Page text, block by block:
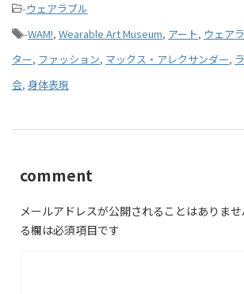
-ウェアラブル
-WAM!, Wearable Art Museum, アート, ウェア
ター, ファッション, マックス・アレクサンダー,
会, 身体表現
comment
メールアドレスが公開されることはありませ
る欄は必須項目です